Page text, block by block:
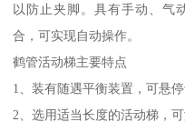
以防止夹脚。具有手动、气
合，可实现自动操作。
鹤管活动梯主要特点
1、装有随遇平衡装置，可悬停
2、选用适当长度的活动梯，